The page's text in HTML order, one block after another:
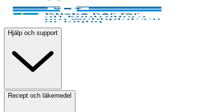
Hjälp och support
Recept och läkemedel